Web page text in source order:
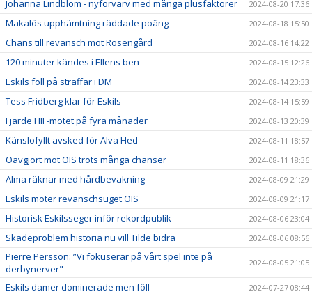
Johanna Lindblom - nyförvärv med många plusfaktorer 2024-08-20 17:36
Makalös upphämtning räddade poäng 2024-08-18 15:50
Chans till revansch mot Rosengård 2024-08-16 14:22
120 minuter kändes i Ellens ben 2024-08-15 12:26
Eskils föll på straffar i DM 2024-08-14 23:33
Tess Fridberg klar för Eskils 2024-08-14 15:59
Fjärde HIF-mötet på fyra månader 2024-08-13 20:39
Känslofyllt avsked för Alva Hed 2024-08-11 18:57
Oavgjort mot ÖIS trots många chanser 2024-08-11 18:36
Alma räknar med hårdbevakning 2024-08-09 21:29
Eskils möter revanschsuget ÖIS 2024-08-09 21:17
Historisk Eskilsseger inför rekordpublik 2024-08-06 23:04
Skadeproblem historia nu vill Tilde bidra 2024-08-06 08:56
Pierre Persson: ”Vi fokuserar på vårt spel inte på
derbynerver"
2024-08-05 21:05
Eskils damer dominerade men föll 2024-07-27 08:44